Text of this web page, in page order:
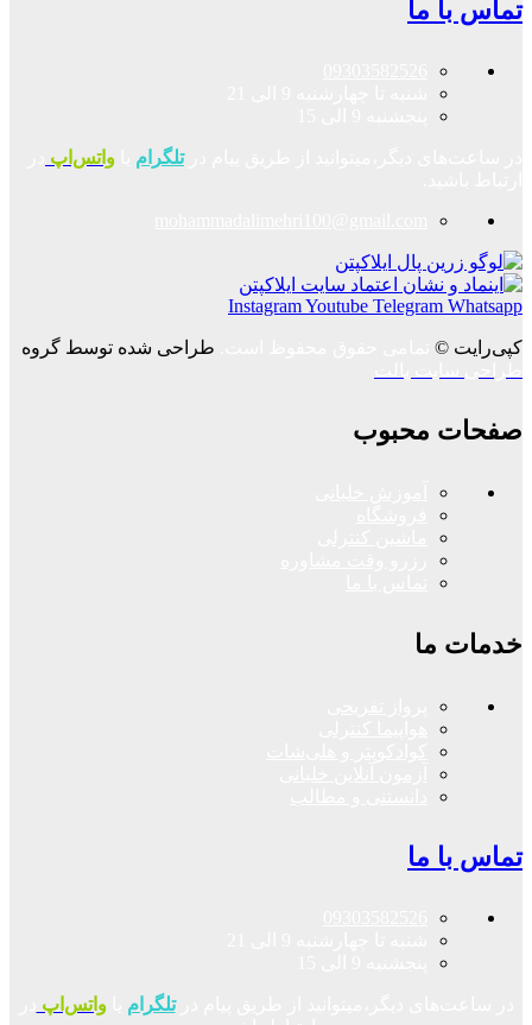
تماس با ما
در ساعت‌های دیگر،میتوانید از طریق پیام درتلگرام واتس‌اپ
InstagramYoutube Telegram Whatsapp
کپی‌رایت ©
طراحی شده توسط گروه
صفحات محبوب
خدمات ما
تماس با ما
در ساعت‌های دیگر،میتوانید از طریق پیام درتلگرام یاواتس‌اپ